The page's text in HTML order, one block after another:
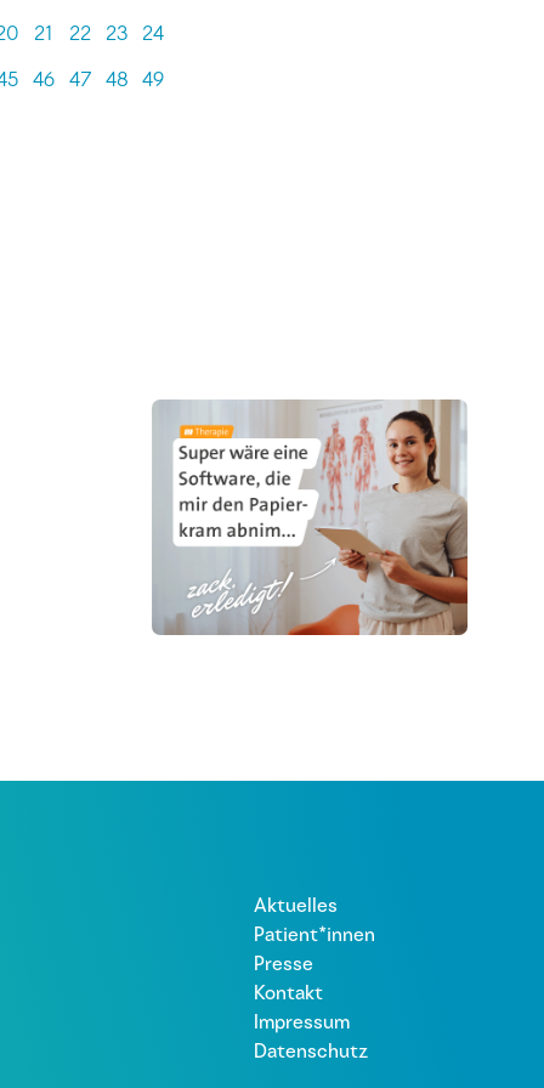
21 22 23 24
46 47 48 49
Aktuelles
Patient*innen
Presse
Kontakt
Impressum
Datenschutz